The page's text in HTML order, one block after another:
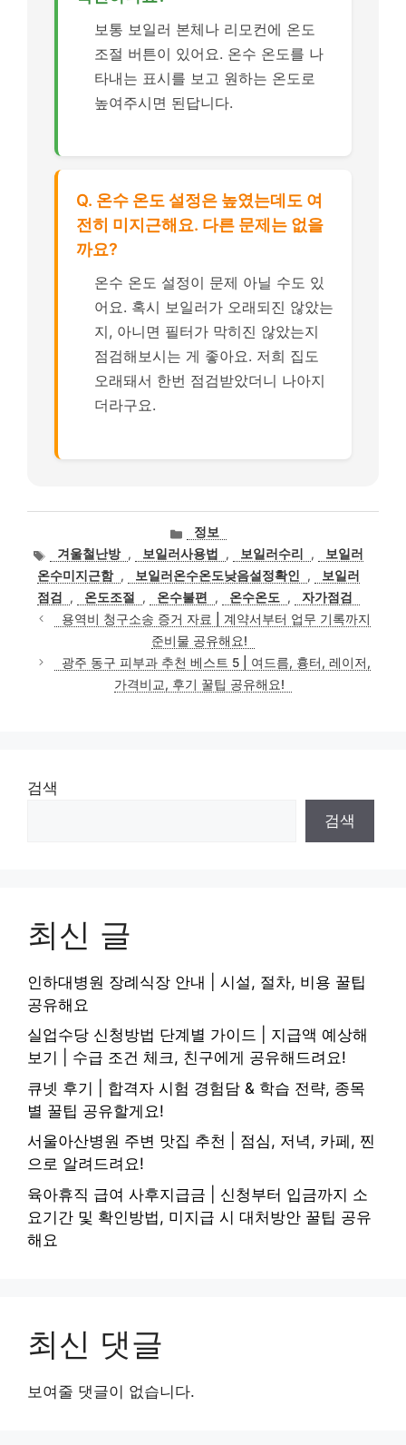
보통 보일러 본체나 리모컨에 온도
조절 버튼이 있어요. 온수 온도를 나
타내는 표시를 보고 원하는 온도로
높여주시면 된답니다.
Q. 온수 온도 설정은 높였는데도 여
전히 미지근해요. 다른 문제는 없을
까요?
온수 온도 설정이 문제 아닐 수도 있
어요. 혹시 보일러가 오래되진 않았는
지, 아니면 필터가 막히진 않았는지
점검해보시는 게 좋아요. 저희 집도
오래돼서 한번 점검받았더니 나아지
더라구요.
카
테
고
리
정보
태
그
겨울철난방 , 보일러사용법 , 보일러수리 ,
보일러
온수미지근함 , 보일러온수온도낮음설정확인 ,
보일러
점검
, 온도조절 , 온수불편 , 온수온도 ,
자가점검
용역비 청구소송 증거 자료 | 계약서부터 업무 기록까지
준비물 공유해요!
광주 동구 피부과 추천 베스트 5 | 여드름, 흉터, 레이저,
가격비교, 후기 꿀팁 공유해요!
검색
검색
최신 글
인하대병원 장례식장 안내 | 시설, 절차, 비용 꿀팁
공유해요
실업수당 신청방법 단계별 가이드 | 지급액 예상해
보기 | 수급 조건 체크, 친구에게 공유해드려요!
큐넷 후기 | 합격자 시험 경험담 & 학습 전략, 종목
별 꿀팁 공유할게요!
서울아산병원 주변 맛집 추천 | 점심, 저녁, 카페, 찐
으로 알려드려요!
육아휴직 급여 사후지급금 | 신청부터 입금까지 소
요기간 및 확인방법, 미지급 시 대처방안 꿀팁 공유
해요
최신 댓글
보여줄 댓글이 없습니다.